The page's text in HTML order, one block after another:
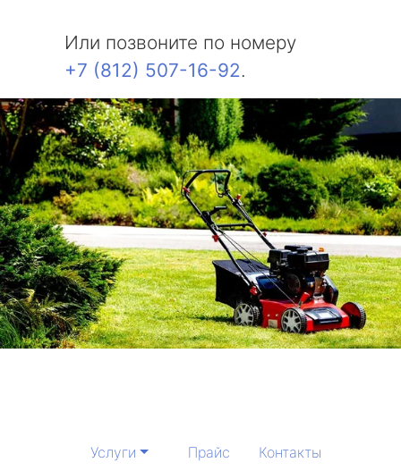
Или позвоните по номеру
+7 (812) 507-16-92.
Услуги Прайс Контакты